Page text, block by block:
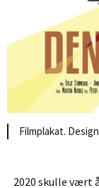
Filmplakat.
2020 skulle vært